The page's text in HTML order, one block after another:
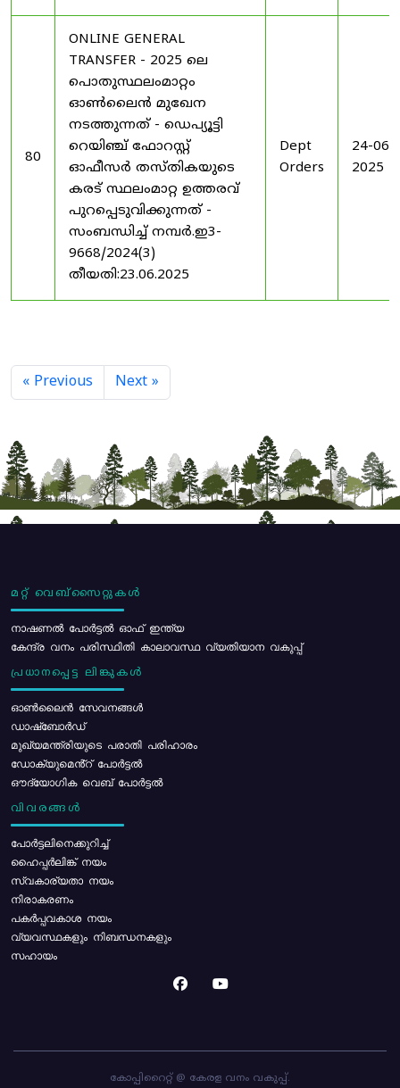
80
ONLINE GENERAL
TRANSFER - 2025 ലെ
പൊതുസ്ഥലംമാറ്റം
ഓൺലൈൻ മുഖേന
നടത്തുന്നത് - ഡെപ്യൂട്ടി
റെയിഞ്ച് ഫോറസ്റ്റ്
ഓഫീസർ തസ്തികയുടെ
കരട് സ്ഥലംമാറ്റ ഉത്തരവ്
പുറപ്പെടുവിക്കുന്നത് -
സംബന്ധിച്ച് നമ്പർ.ഇ3-
9668/2024(3)
തീയതി:23.06.2025
Dept
Orders
24-06-
2025
« Previous Next »
മറ്റ് വെബ്സൈറ്റുകൾ
നാഷണൽ പോർട്ടൽ ഓഫ് ഇന്ത്യ
കേന്ദ്ര വനം പരിസ്ഥിതി കാലാവസ്ഥ വ്യതിയാന വകുപ്പ്
പ്രധാനപ്പെട്ട ലിങ്കുകൾ
ഓൺലൈൻ സേവനങ്ങൾ
ഡാഷ്ബോർഡ്
മുഖ്യമന്ത്രിയുടെ പരാതി പരിഹാരം
ഡോക്യുമെൻ്റ് പോർട്ടൽ
ഔദ്യോഗിക വെബ് പോർട്ടൽ
വിവരങ്ങൾ
പോര്‍ട്ടലിനെക്കുറിച്ച്
ഹൈപ്പർലിങ്ക് നയം
സ്വകാര്യതാ നയം
നിരാകരണം
പകർപ്പവകാശ നയം
വ്യവസ്ഥകളും നിബന്ധനകളും
സഹായം
കോപ്പിറൈറ്റ് @ കേരള വനം വകുപ്പ്.